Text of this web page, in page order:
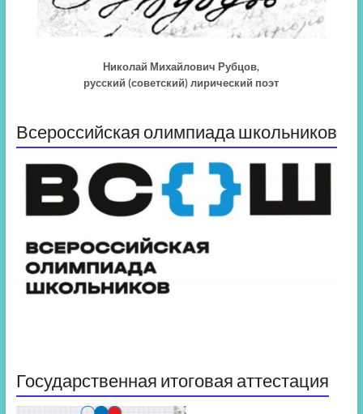
Николай Михайлович Рубцов,
русский (советский) лирический поэт
Всероссийская олимпиада школьников
Государственная итоговая аттестация